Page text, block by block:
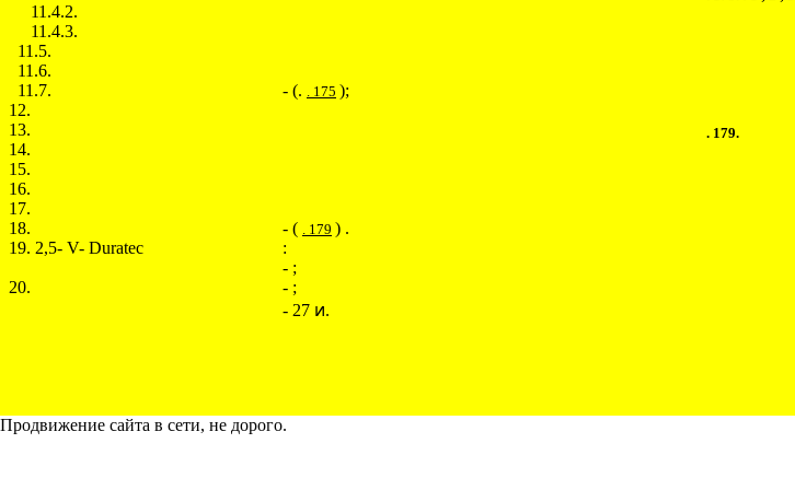
11.4.2.
11.4.3.
11.5.
11.6.
11.7.
12.
13.
14.
15.
16.
17.
18.
19. 2,5- V- Duratec
20.
- (. . 175 );
. 179.
- ( . 179 ) .
:
- ;
- ;
- 27 ͷ.
Продвижение сайта в сети, не дорого.